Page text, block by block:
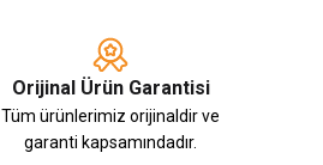
Orijinal Ürün Garantisi
Tüm ürünlerimiz orijinaldir ve
garanti kapsamındadır.